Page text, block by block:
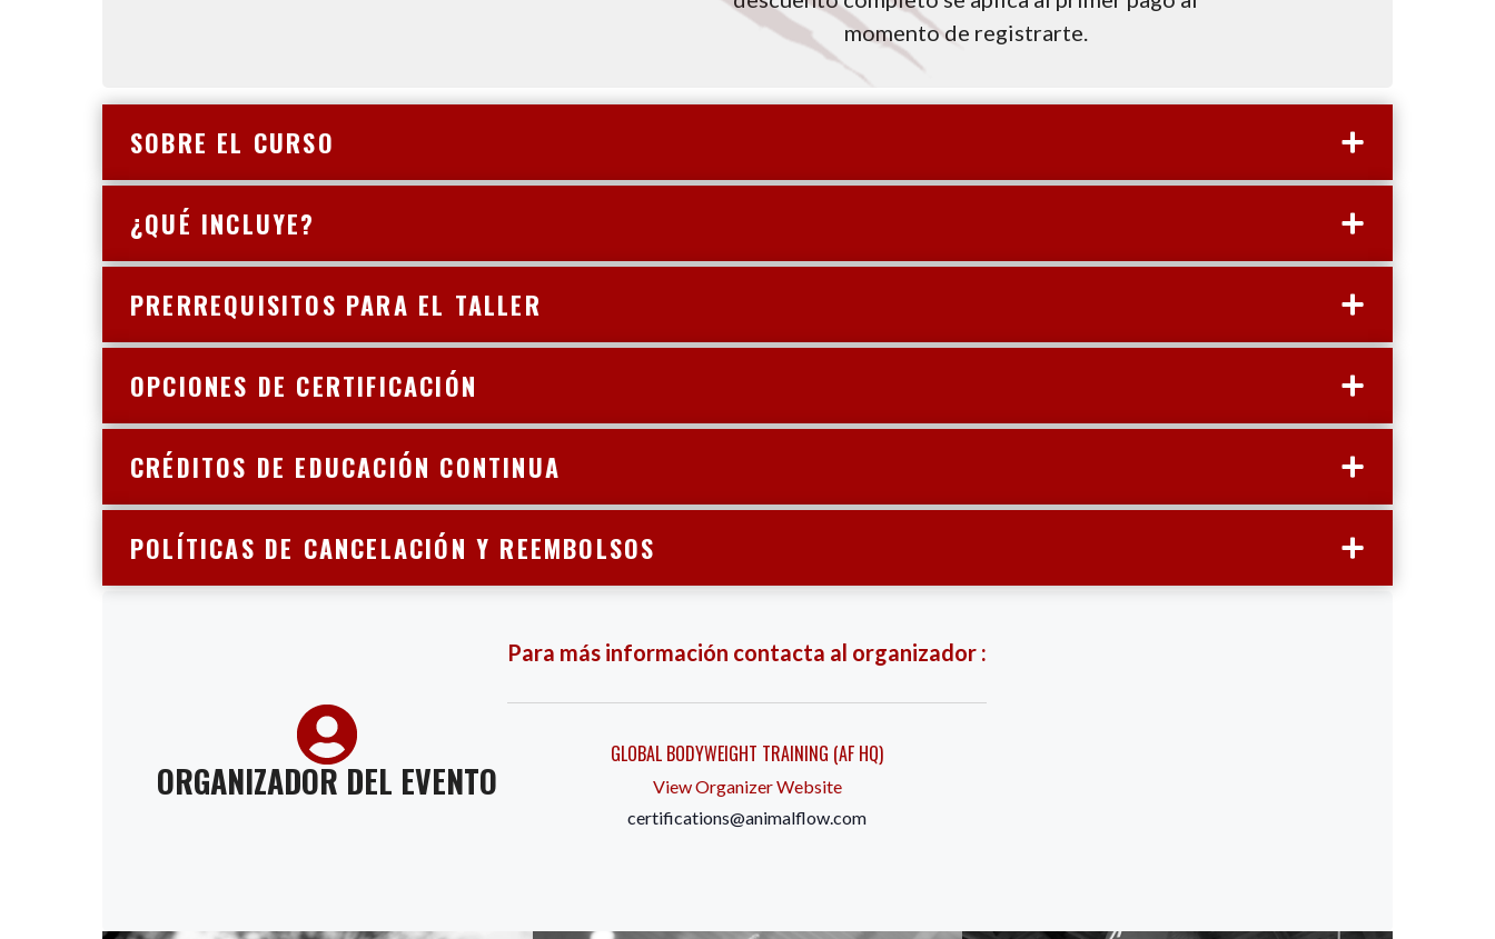
momento de registrarte.
SOBRE EL CURSO
¿QUÉ INCLUYE?
PRERREQUISITOS PARA EL TALLER
OPCIONES DE CERTIFICACIÓN
CRÉDITOS DE EDUCACIÓN CONTINUA
POLÍTICAS DE CANCELACIÓN Y REEMBOLSOS
ORGANIZADOR DEL EVENTO
Para más información contacta al organizador :
GLOBAL BODYWEIGHT TRAINING (AF HQ)
View Organizer Website
certifications@animalflow.com